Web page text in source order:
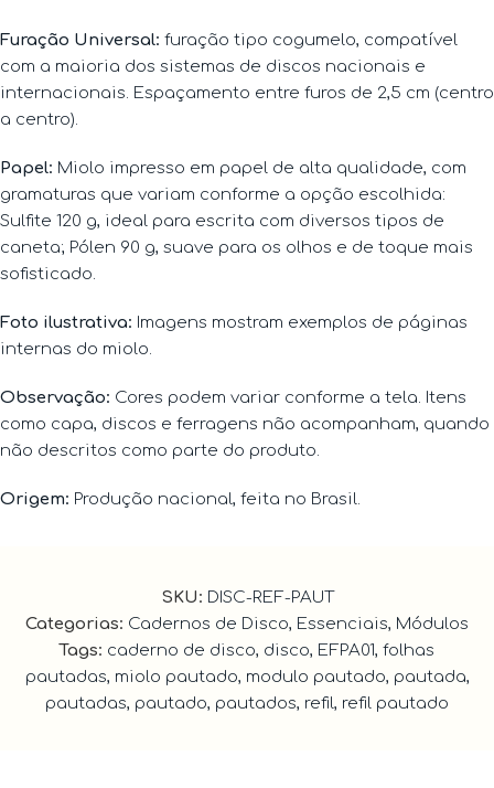
Furação Universal: furação tipo cogumelo, compatível
com a maioria dos sistemas de discos nacionais e
internacionais. Espaçamento entre furos de 2,5 cm (centro
a centro).
Papel: Miolo impresso em papel de alta qualidade, com
gramaturas que variam conforme a opção escolhida:
Sulfite 120 g, ideal para escrita com diversos tipos de
caneta; Pólen 90 g, suave para os olhos e de toque mais
sofisticado.
Foto ilustrativa: Imagens mostram exemplos de páginas
internas do miolo.
Observação: Cores podem variar conforme a tela. Itens
como capa, discos e ferragens não acompanham, quando
não descritos como parte do produto.
Origem: Produção nacional, feita no Brasil.
SKU: DISC-REF-PAUT
Categorias: Cadernos de Disco, Essenciais, Módulos
Tags: caderno de disco, disco, EFPA01, folhas
pautadas, miolo pautado, modulo pautado, pautada,
pautadas, pautado, pautados, refil, refil pautado